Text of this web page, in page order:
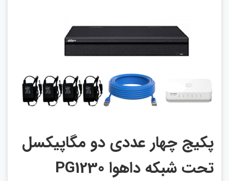
پکیج چهار عددی دو مگاپیکسل
تحت شبکه داهوا PG1230